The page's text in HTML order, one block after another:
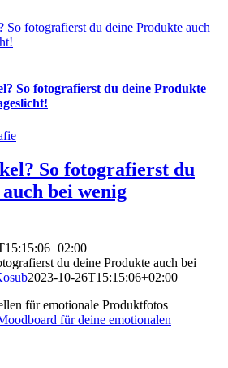
So fotografierst du deine Produkte auch
So fotografierst du deine Produkte
So fotografierst du
bei wenig
du deine Produkte auch bei
2023-10-26T15:15:06+02:00
für deine emotionalen